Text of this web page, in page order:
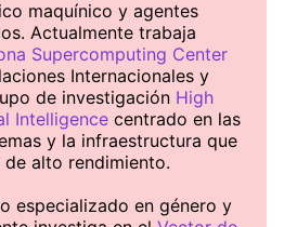
maquínico y agentes
Actualmente trabaja
Supercomputing Center
Internacionales y
de investigación High
Intelligence centrado en las
y la infraestructura que
alto rendimiento.
especializado en género y